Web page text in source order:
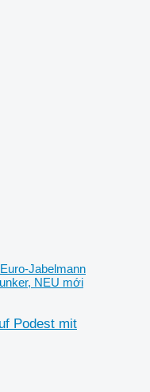
Jabelmann
NEU mới
Podest mit